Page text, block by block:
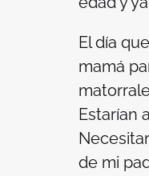
El día
mamá
Estarían
de mi